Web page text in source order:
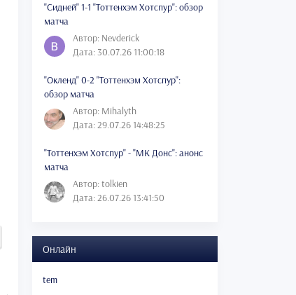
"Сидней" 1-1 "Тоттенхэм Хотспур": обзор
матча
Автор: Nevderick
Дата: 30.07.26 11:00:18
"Окленд" 0-2 "Тоттенхэм Хотспур":
обзор матча
Автор: Mihalyth
Дата: 29.07.26 14:48:25
"Тоттенхэм Хотспур" - "МК Донс": анонс
матча
Автор: tolkien
Дата: 26.07.26 13:41:50
Онлайн
tem